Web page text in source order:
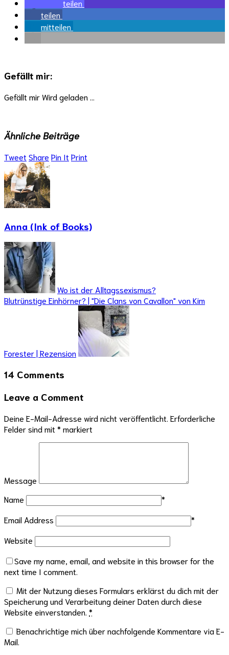
teilen
teilen
mitteilen
Gefällt mir:
Gefällt mirWird geladen …
Ähnliche Beiträge
Tweet Share Pin It Print
Anna (Ink of Books)
Wo ist der Alltagssexismus?
Blutrünstige Einhörner? | "Die Clans von Cavallon" von Kim
Forester | Rezension
14 Comments
Leave a Comment
Deine E-Mail-Adresse wird nicht veröffentlicht. Erforderliche
Felder sind mit * markiert
Message
Name
*
Email Address
*
Website
Save my name, email, and website in this browser for the
next time I comment.
Mit der Nutzung dieses Formulars erklärst du dich mit der
Speicherung und Verarbeitung deiner Daten durch diese
Website einverstanden. *
Benachrichtige mich über nachfolgende Kommentare via E-
Mail.